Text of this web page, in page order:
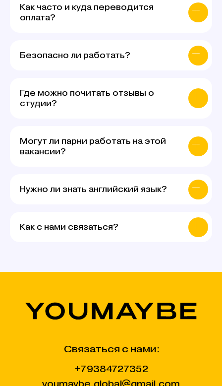
Как часто и куда переводится
оплата?
Безопасно ли работать?
Где можно почитать отзывы о
студии?
Могут ли парни работать на этой
вакансии?
Нужно ли знать английский язык?
Как с нами связаться?